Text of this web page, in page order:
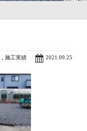
2021.09.25
施工実績